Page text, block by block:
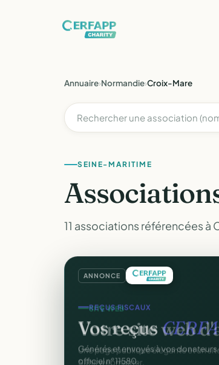
Annuaire›Normandie›Croix-Mare
SEINE-MARITIME
11 associations référencées à
ANNONCE
SITE WEB
Votre site web
Une page publique élégante et un
Sans webmaster.